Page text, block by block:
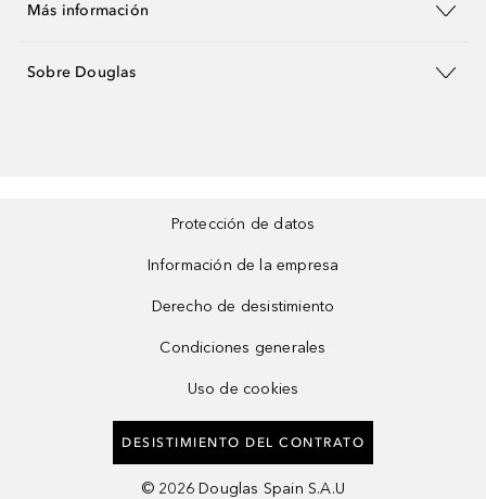
Más información
Sobre Douglas
Protección de datos
Información de la empresa
Derecho de desistimiento
Condiciones generales
Uso de cookies
DESISTIMIENTO DEL CONTRATO
© 2026 Douglas Spain S.A.U